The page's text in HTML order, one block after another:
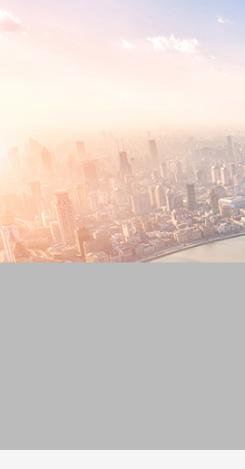
前線
財經 鄉村振興
大國智造 大國展會